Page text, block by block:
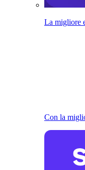
La migliore
Con la